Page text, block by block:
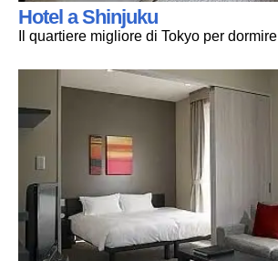
Hotel a Shinjuku
Il quartiere migliore di Tokyo per dormire